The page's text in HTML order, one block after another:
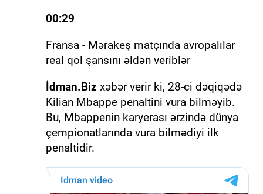
00:29
Fransa - Mərakeş matçında avropalılar
real qol şansını əldən veriblər
İdman.Biz xəbər verir ki, 28-ci dəqiqədə
Kilian Mbappe penaltini vura bilməyib.
Bu, Mbappenin karyerası ərzində dünya
çempionatlarında vura bilmədiyi ilk
penaltidir.